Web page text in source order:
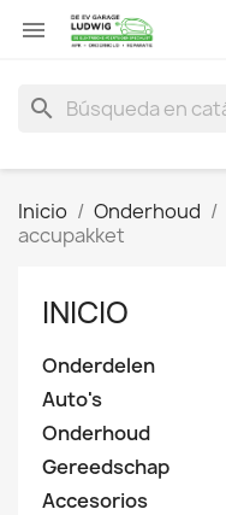

search
Inicio Onderhoud
accupakket
INICIO
Onderdelen
Auto's
Onderhoud
Gereedschap
Accesorios